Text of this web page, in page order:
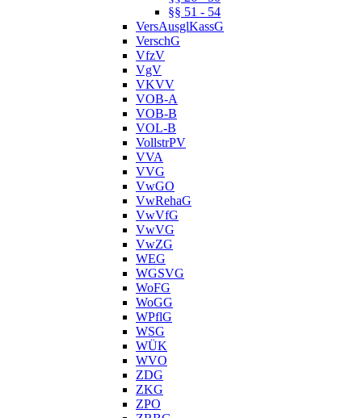
§§ 51 - 54
VersAusglKassG
VerschG
VfzV
VgV
VKVV
VOB-A
VOB-B
VOL-B
VollstrPV
VVA
VVG
VwGO
VwRehaG
VwVfG
VwVG
VwZG
WEG
WGSVG
WoFG
WoGG
WPflG
WSG
WÜK
WVO
ZDG
ZKG
ZPO